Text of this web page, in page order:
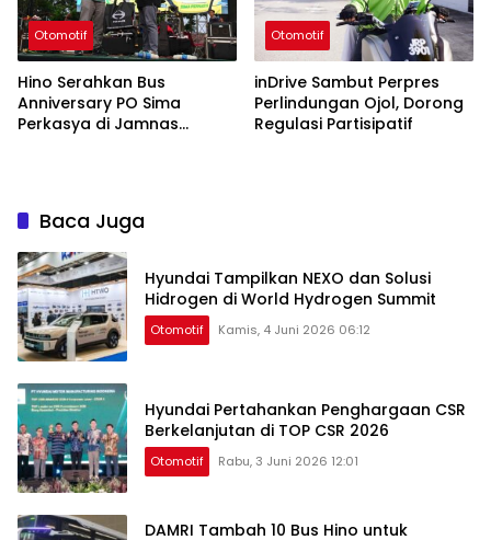
Otomotif
Hino Serahkan Bus
Anniversary PO Sima
Perkasya di Jamnas
Otomotif
inDrive Sambut Perpres
Perlindungan Ojol, Dorong
Regulasi Partisipatif
Baca Juga
Hyundai Tampilkan NEXO dan Solusi
Hidrogen di World Hydrogen Summit
Otomotif Kamis, 4 Juni 2026 06:12
Hyundai Pertahankan Penghargaan CSR
Berkelanjutan di TOP CSR 2026
Otomotif Rabu, 3 Juni 2026 12:01
DAMRI Tambah 10 Bus Hino untuk